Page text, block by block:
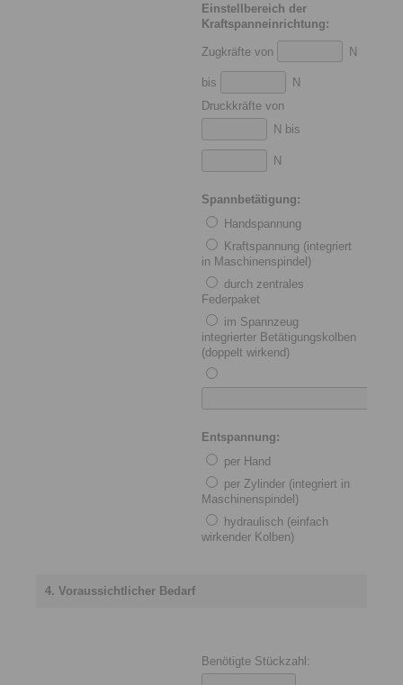
Einstellbereich der
Kraftspanneinrichtung:
Zugkräfte von N
bis
N
Druckkräfte von
N bis
N
Spannbetätigung:
Handspannung
Kraftspannung (integriert
in Maschinenspindel)
durch zentrales
Federpaket
im Spannzeug
integrierter Betätigungskolben
(doppelt wirkend)
Entspannung:
per Hand
per Zylinder (integriert in
Maschinenspindel)
hydraulisch (einfach
wirkender Kolben)
4. Voraussichtlicher Bedarf
Benötigte Stückzahl: